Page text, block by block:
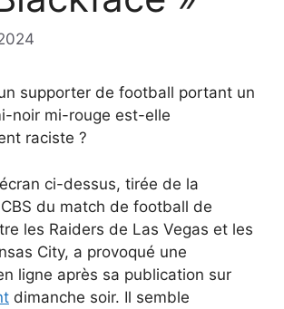
supporter de football portant un
noir mi-rouge est-elle
raciste ?
ci-dessus, tirée de la
du match de football de
les Raiders de Las Vegas et les
City, a provoqué une
ligne après sa publication sur
dimanche soir. Il semble